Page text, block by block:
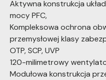
Aktywna konstrukcja
mocy PFC,
Kompleksowa ochrona
przemysłowej klasy
OTP, SCP, UVP
120-milimetrowy
Modułowa konstrukcja